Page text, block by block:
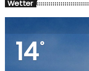
Wetter
14°